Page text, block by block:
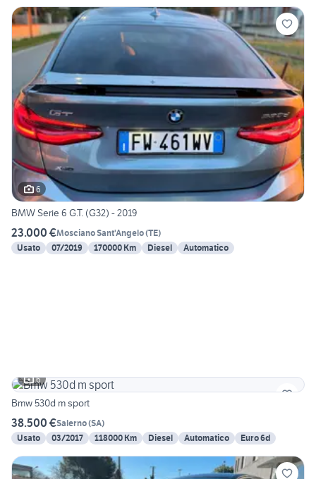
6
BMW Serie 6 G.T. (G32) - 2019
23.000 €Mosciano Sant'Angelo(TE)
Usato
07/2019 170000 Km Diesel Automatico
6
Bmw 530d m sport
38.500 €Salerno(SA)
Usato
03/2017 118000 Km Diesel Automatico Euro 6d